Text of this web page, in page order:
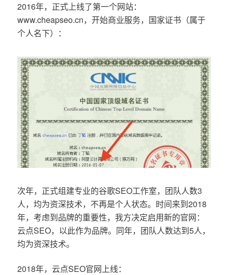
2016年，正式上线了第一个网站：
www.cheapseo.cn，开始商业服务，国家证书（属于
个人名下）：
次年，正式组建专业的谷歌SEO工作室，团队人数3
人，均为资深技术，不再是个人状态。时间来到2018
年，考虑到品牌的重要性，我方决定启用新的官网：
云点SEO，以此作为品牌。同年，团队人数达到5人，
均为资深技术。
2018年，云点SEO官网上线：